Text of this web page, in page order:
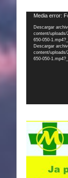
Reproductor
vídeo
Media error:
Descargar
content/
650-050-
Descargar
content/
650-050-